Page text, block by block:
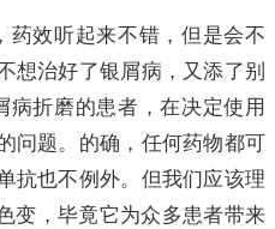
药效听起来不错，但是会不
想治好了银屑病，又添了别
病折磨的患者，在决定使用
问题。的确，任何药物都可
抗也不例外。但我们应该理
变，毕竟它为众多患者带来